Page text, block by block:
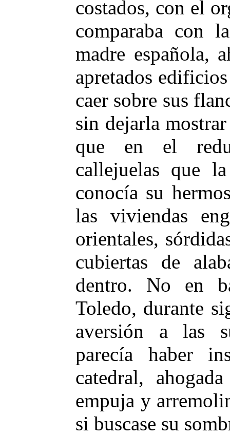
costados, con el
comparaba con
madre española,
apretados
caer sobre sus
sin dejarla
que en el
callejuelas que
conocía su
las viviendas
orientales,
cubiertas de
dentro. No en
Toledo, durante
aversión a las
parecía haber
catedral,
empuja y
si buscase su